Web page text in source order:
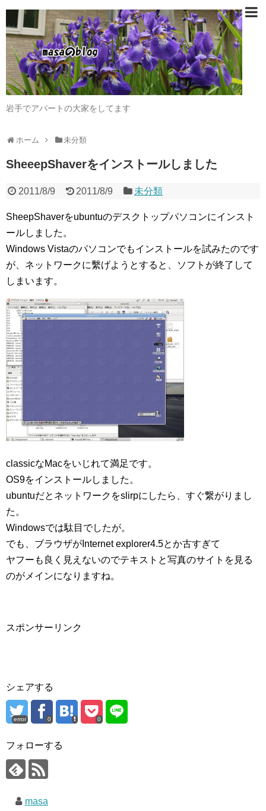
岩手でアパートの大家をしてます
ホーム 未分類
SheeepShaverをインストールしました
2011/8/9 2011/8/9 未分類
SheepShaverをubuntuのデスクトップパソコンにインスト
ールしました。
Windows Vistaのパソコンでもインストールを試みたのです
が、ネットワークに繫げようとすると、ソフトが終了して
しまいます。
classicなMacをいじれて満足です。
OS9をインストールしました。
ubuntuだとネットワークをslirpにしたら、すぐ繋がりまし
た。
Windowsでは駄目でしたが。
でも、ブラウザがInternet explorer4.5とか古すぎて
ヤフーも良く見えないのでテキストと写真のサイトを見る
のがメインになりますね。
スポンサーリンク
シェアする
error 0 0
フォローする
masa